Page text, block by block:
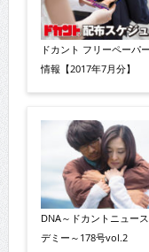
ドカント フリーペーパ
情報【2017年7月分】
DNA～ドカントニュー
デミー～178号vol.2